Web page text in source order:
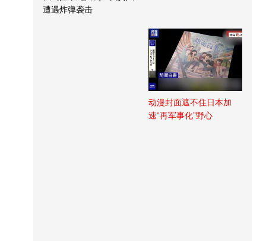
遭遇炸弹袭击
动漫封面遮不住日本加
速“再军事化”野心